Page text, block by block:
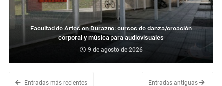
Facultad de Artes en Durazno: cursos de danza/creación
corporal y música para audiovisuales
9 de agosto de 2026
Entradas más recientes Entradas antiguas